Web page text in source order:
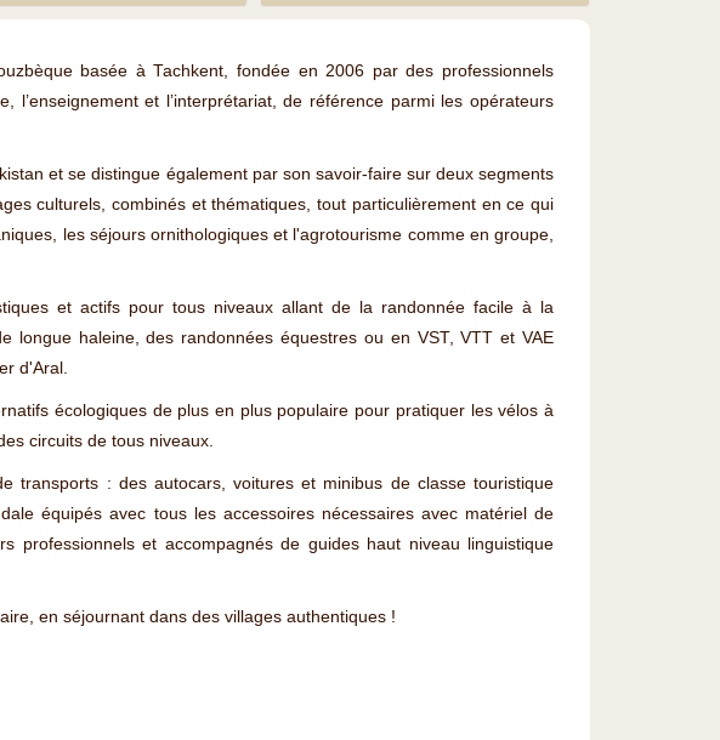
basée à Tachkent, fondée en 2006 par des professionnels
l’enseignement et l’interprétariat, de référence parmi les opérateurs
et se distingue également par son savoir-faire sur deux segments
culturels, combinés et thématiques, tout particulièrement en ce qui
les séjours ornithologiques et l'agrotourisme comme en groupe,
et actifs pour tous niveaux allant de la randonnée facile à la
longue haleine, des randonnées équestres ou en VST, VTT et VAE
d'Aral.
écologiques de plus en plus populaire pour pratiquer les vélos à
circuits de tous niveaux.
transports : des autocars, voitures et minibus de classe touristique
équipés avec tous les accessoires nécessaires avec matériel de
professionnels et accompagnés de guides haut niveau linguistique
en séjournant dans des villages authentiques !